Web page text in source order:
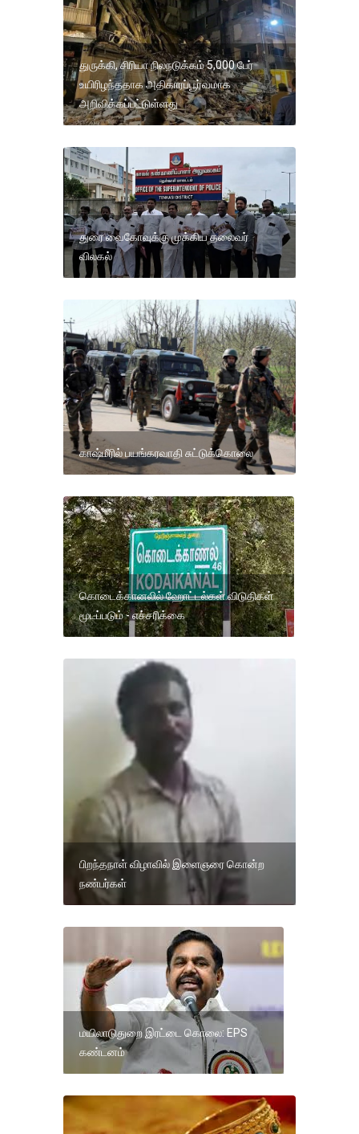
துருக்கி, சிரியா நிலநடுக்கம் 5,000 பேர்
உயிரிழந்ததாக அதிகாரப்பூர்வமாக
அறிவிக்கப்பட்டுள்ளது
துரை வைகோவுக்கு முக்கிய தலைவர்
விலகல்
காஷ்மீரில் பயங்கரவாதி சுட்டுக்கொலை
கொடைக்கானலில் ஹோட்டல்கள் விடுதிகள்
மூடப்படும் - எச்சரிக்கை
பிறந்தநாள் விழாவில் இளைஞரை கொன்ற
நண்பர்கள்
மயிலாடுதுறை இரட்டை கொலை: EPS
கண்டனம்